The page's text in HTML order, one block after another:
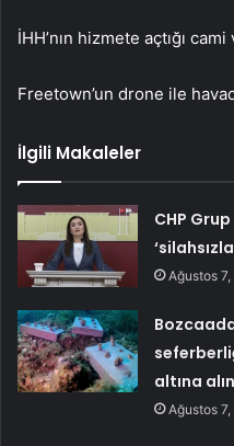
İHH’nın hizmete açtığı
Freetown’un drone ile
İlgili Makaleler
CHP
Ağustos
altına
Ağustos